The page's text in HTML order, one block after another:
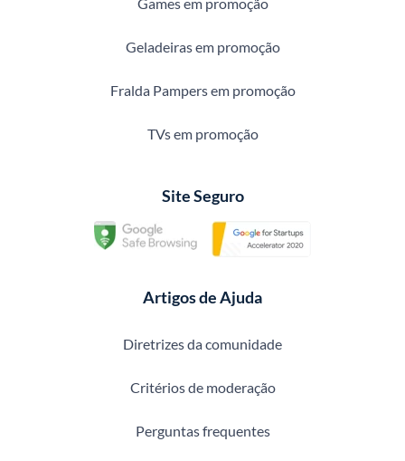
Geladeiras em promoção
Fralda Pampers em promoção
TVs em promoção
Site Seguro
Artigos de Ajuda
Diretrizes da comunidade
Critérios de moderação
Perguntas frequentes